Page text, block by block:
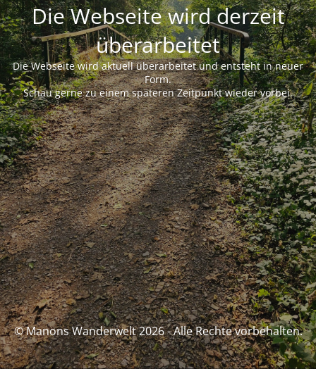
Die Webseite wird derzeit
überarbeitet
Die Webseite wird aktuell überarbeitet und entsteht in neuer
Form.
Schau gerne zu einem späteren Zeitpunkt wieder vorbei.
© Manons Wanderwelt 2026 - Alle Rechte vorbehalten.